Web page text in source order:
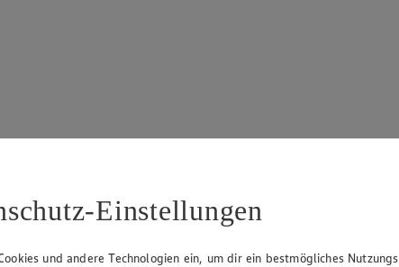
Einstellungen
und andere Technologien ein, um dir ein bestmögliches